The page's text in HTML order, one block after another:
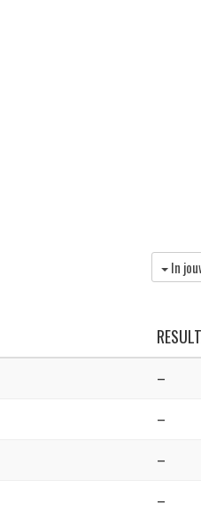
In
–
–
–
–